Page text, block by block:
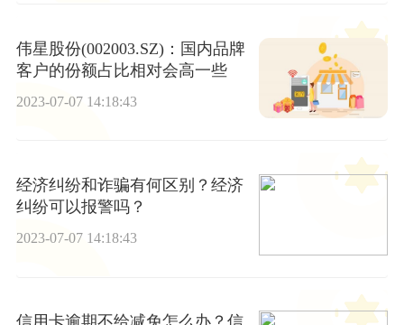
伟星股份(002003.SZ)：国内品牌
客户的份额占比相对会高一些
2023-07-07 14:18:43
经济纠纷和诈骗有何区别？经济
纠纷可以报警吗？
2023-07-07 14:18:43